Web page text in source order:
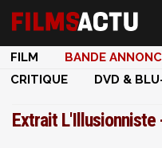
FILM BANDE
CRITIQUE
DVD &
Extrait